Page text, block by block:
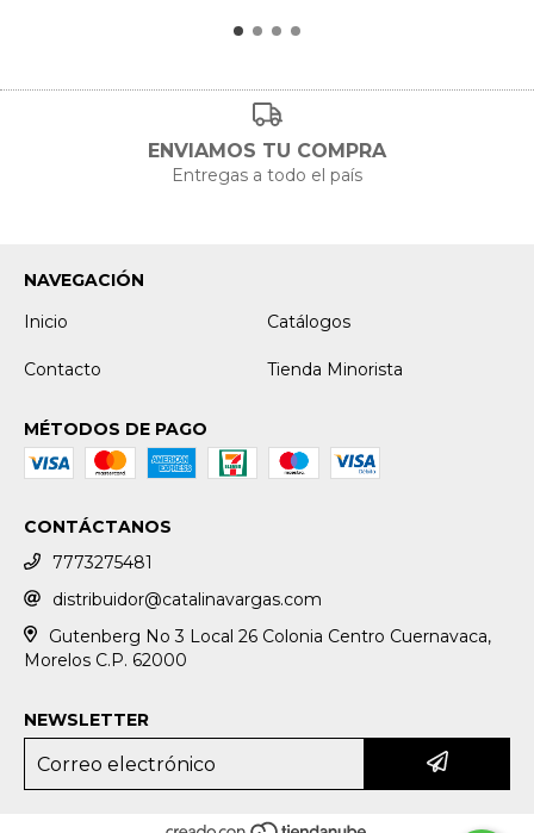
ENVIAMOS TU COMPRA
Entregas a todo el país
NAVEGACIÓN
Inicio
Catálogos
Contacto Tienda Minorista
MÉTODOS DE PAGO
CONTÁCTANOS
7773275481
distribuidor@catalinavargas.com
Gutenberg No 3 Local 26 Colonia Centro Cuernavaca,
Morelos C.P. 62000
NEWSLETTER